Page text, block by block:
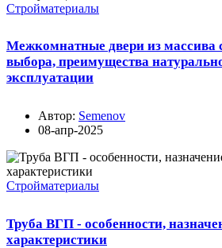
Стройматериалы
Межкомнатные двери из массива
выбора, преимущества
эксплуатации
Автор: Semenov
08-апр-2025
Стройматериалы
Труба ВГП - особенности,
характеристики